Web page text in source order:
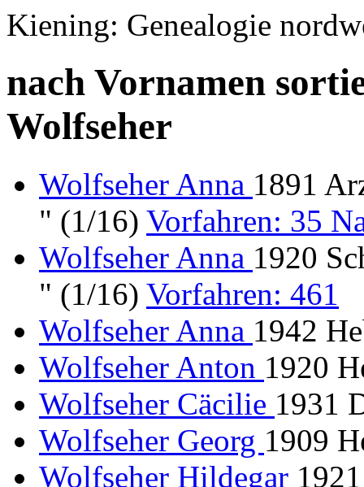
Kiening: Genealogie
nach Vornamen
Wolfseher
Wolfseher Anna 1891
" (1/16) Vorfahren: 35
Wolfseher Anna 1920
" (1/16) Vorfahren: 461
Wolfseher Anna 1942
Wolfseher Anton 1920
Wolfseher Cäcilie 1931
Wolfseher Georg 1909
Wolfseher Hildegar